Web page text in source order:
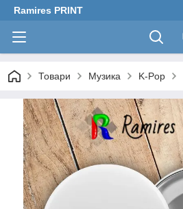
Ramires PRINT
Товари Музика K-Pop